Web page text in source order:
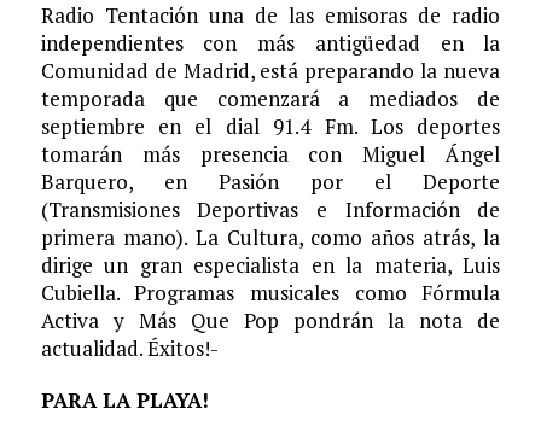
Radio Tentación una de las emisoras de radio
independientes con más antigüedad en la
Comunidad de Madrid, está preparando la nueva
temporada que comenzará a mediados de
septiembre en el dial 91.4 Fm. Los deportes
tomarán más presencia con Miguel Ángel
Barquero, en Pasión por el Deporte
(Transmisiones Deportivas e Información de
primera mano). La Cultura, como años atrás, la
dirige un gran especialista en la materia, Luis
Cubiella. Programas musicales como Fórmula
Activa y Más Que Pop pondrán la nota de
actualidad. Éxitos!-
PARA LA PLAYA!